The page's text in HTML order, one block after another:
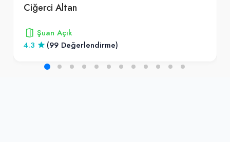
Ciğerci Altan
Şuan Açık
4.3
(99 Değerlendirme)